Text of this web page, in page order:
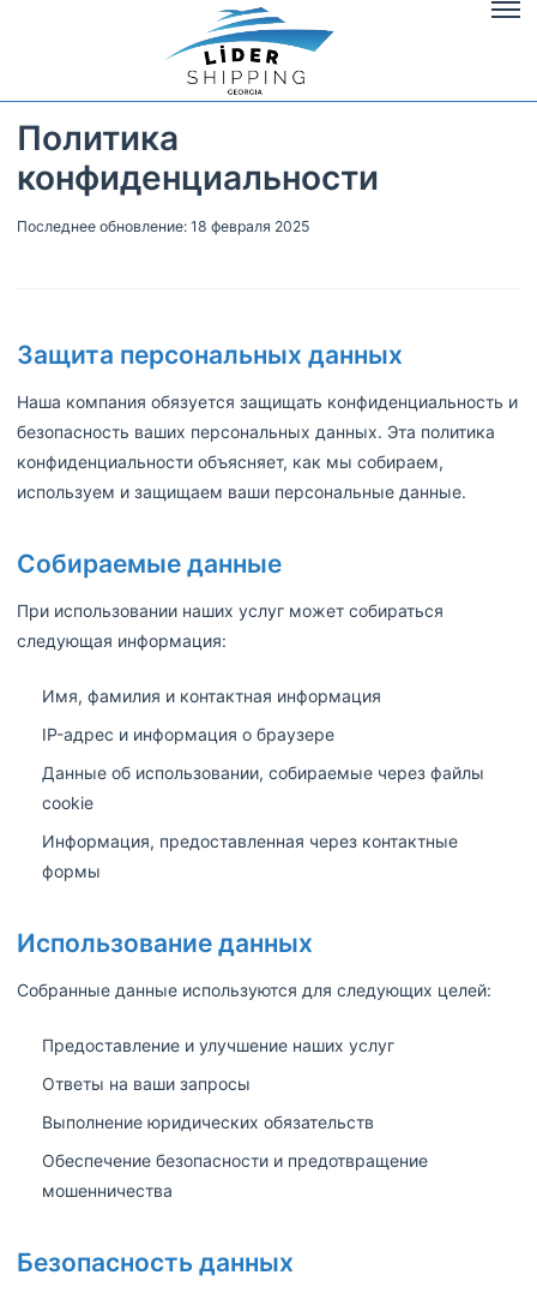
Политика
конфиденциальности
Последнее обновление: 18 февраля 2025
Защита персональных данных
Наша компания обязуется защищать конфиденциальность и
безопасность ваших персональных данных. Эта политика
конфиденциальности объясняет, как мы собираем,
используем и защищаем ваши персональные данные.
Собираемые данные
При использовании наших услуг может собираться
следующая информация:
Имя, фамилия и контактная информация
IP-адрес и информация о браузере
Данные об использовании, собираемые через файлы
cookie
Информация, предоставленная через контактные
формы
Использование данных
Собранные данные используются для следующих целей:
Предоставление и улучшение наших услуг
Ответы на ваши запросы
Выполнение юридических обязательств
Обеспечение безопасности и предотвращение
мошенничества
Безопасность данных